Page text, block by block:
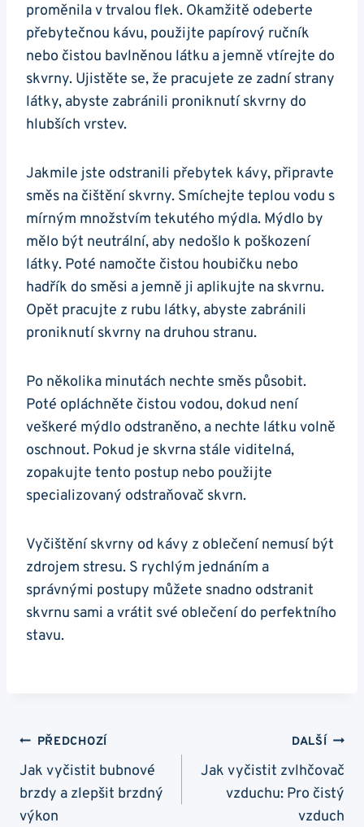
proměnila v trvalou flek. ‍Okamžitě ‌odeberte
přebytečnou kávu, použijte‌ papírový ručník
nebo čistou ⁣bavlněnou látku a jemně vtírejte do
skvrny. Ujistěte se,⁣ že pracujete ze zadní strany
látky, abyste zabránili proniknutí skvrny‍ do
hlubších vrstev.
Jakmile jste⁣ odstranili přebytek ​kávy, připravte
směs ⁤na čištění skvrny.​ Smíchejte⁣ teplou​ vodu s
mírným množstvím ​tekutého mýdla.⁢ Mýdlo ‌by
mělo⁤ být neutrální,⁢ aby⁢ nedošlo k​ poškození
látky. Poté namočte⁤ čistou ⁣houbičku nebo
hadřík do směsi a jemně ji aplikujte na skvrnu.
Opět⁣ pracujte z ⁢rubu látky,​ abyste⁢ zabránili
proniknutí skvrny na druhou stranu.
Po několika minutách nechte směs působit.
Poté ​opláchněte čistou ​vodou, dokud není⁤
veškeré mýdlo odstraněno, a nechte látku volně
oschnout. Pokud je ​skvrna stále viditelná,
zopakujte tento postup nebo použijte
specializovaný ‌odstraňovač skvrn.
Vyčištění skvrny od kávy z ⁣oblečení nemusí ⁢být
⁤zdrojem stresu. S ⁤rychlým jednáním a
správnými postupy můžete snadno​ odstranit
skvrnu sami a vrátit své oblečení do perfektního
stavu.
Navigace
Pro
Příspěvek
PŘEDCHOZÍ
Jak vyčistit bubnové
brzdy a zlepšit brzdný
výkon
DALŠÍ
Jak vyčistit zvlhčovač
vzduchu: Pro čistý
vzduch